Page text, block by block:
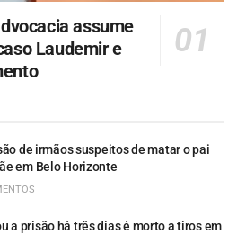
assume
Laudemir e
de irmãos suspeitos de matar o pai
em Belo Horizonte
a prisão há três dias é morto a tiros em